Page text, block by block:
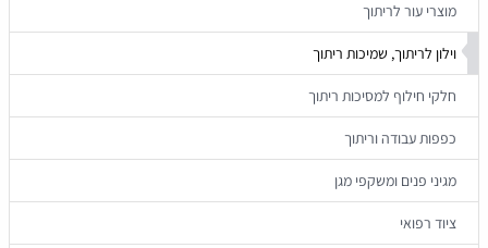
מוצרי עור לריתוך
וילון לריתוך, שמיכות ריתוך
חלקי חילוף למסיכות ריתוך
כפפות עבודה וריתוך
מגיני פנים ומשקפי מגן
ציוד רפואי